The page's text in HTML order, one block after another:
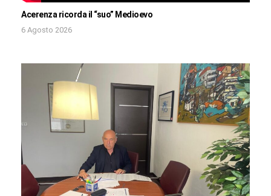
Acerenza ricorda il “suo” Medioevo
6 Agosto 2026